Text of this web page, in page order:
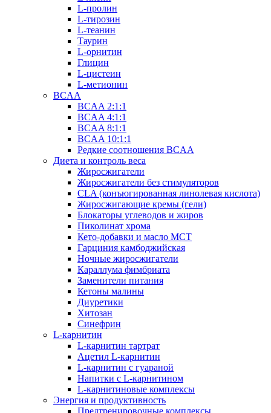
L-пролин
L-тирозин
L-теанин
Таурин
L-орнитин
Глицин
L-цистеин
L-метионин
BCAA
BCAA 2:1:1
BCAA 4:1:1
BCAA 8:1:1
BCAA 10:1:1
Редкие соотношения BCAA
Диета и контроль веса
Жиросжигатели
Жиросжигатели без стимуляторов
CLA (конъюгированная линолевая кислота)
Жиросжигающие кремы (гели)
Блокаторы углеводов и жиров
Пиколинат хрома
Кето-добавки и масло МСТ
Гарциния камбоджийская
Ночные жиросжигатели
Караллума фимбриата
Заменители питания
Кетоны малины
Диуретики
Хитозан
Синефрин
L-карнитин
L-карнитин тартрат
Ацетил L-карнитин
L-карнитин с гуараной
Напитки c L-карнитином
L-карнитиновые комплексы
Энергия и продуктивность